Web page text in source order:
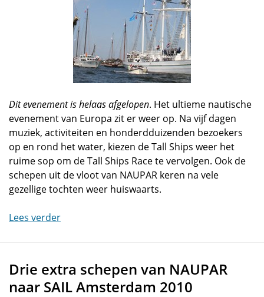
Dit evenement is helaas afgelopen. Het ultieme nautische
evenement van Europa zit er weer op. Na vijf dagen
muziek, activiteiten en honderdduizenden bezoekers
op en rond het water, kiezen de Tall Ships weer het
ruime sop om de Tall Ships Race te vervolgen. Ook de
schepen uit de vloot van NAUPAR keren na vele
gezellige tochten weer huiswaarts.
Lees verder
Drie extra schepen van NAUPAR
naar SAIL Amsterdam 2010